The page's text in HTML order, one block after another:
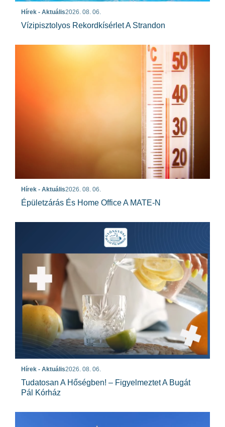
Hírek - Aktuális2026. 08. 06.
Vízipisztolyos Rekordkísérlet A Strandon
Hírek - Aktuális2026. 08. 06.
Épületzárás És Home Office A MATE-N
Hírek - Aktuális2026. 08. 06.
Tudatosan A Hőségben! – Figyelmeztet A Bugát
Pál Kórház